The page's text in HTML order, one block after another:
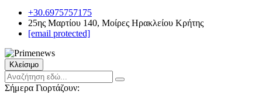
+30.6975757175
25ης Μαρτίου 140, Μοίρες Ηρακλείου Κρήτης
[email protected]
Κλείσιμο
Σήμερα Γιορτάζουν: